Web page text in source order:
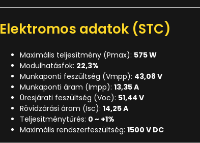
Elektromos adatok (STC)
Maximális teljesítmény (Pmax): 575 W
Modulhatásfok: 22,3%
Munkaponti feszültség (Vmpp): 43,08 V
Munkaponti áram (Impp): 13,35 A
Üresjárati feszültség (Voc): 51,44 V
Rövidzárási áram (Isc): 14,25 A
Teljesítménytűrés: 0 ~ +1%
Maximális rendszerfeszültség: 1500 V DC